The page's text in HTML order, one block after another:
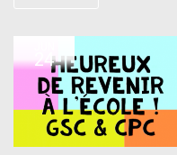
24